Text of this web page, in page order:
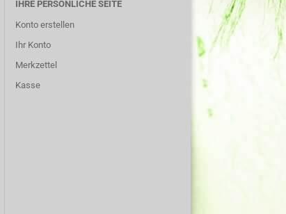
IHRE PERSÖNLICHE SEITE
Konto erstellen
Ihr Konto
Merkzettel
Kasse